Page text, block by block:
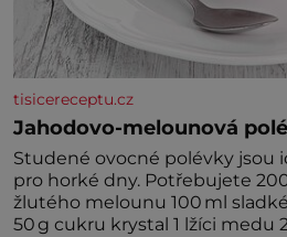
tisicereceptu.cz
Jahodovo-melounová
Studené ovocné polévky jsou
pro horké dny. Potřebujete 200 g jahod 600 g
žlutého melounu 100 ml
50 g cukru krystal 1 lžíci medu